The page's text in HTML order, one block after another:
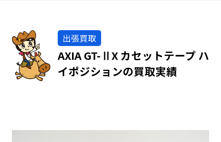
出張買取
AXIA GT-ⅡX カセットテープ ハ
イポジションの買取実績